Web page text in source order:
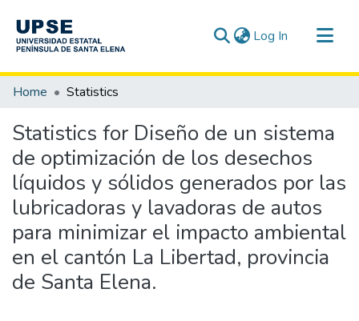
Log In (current)
Communities & Collections
Home Statistics
Statistics for Diseño de un sistema
de optimización de los desechos
líquidos y sólidos generados por las
lubricadoras y lavadoras de autos
para minimizar el impacto ambiental
en el cantón La Libertad, provincia
de Santa Elena.